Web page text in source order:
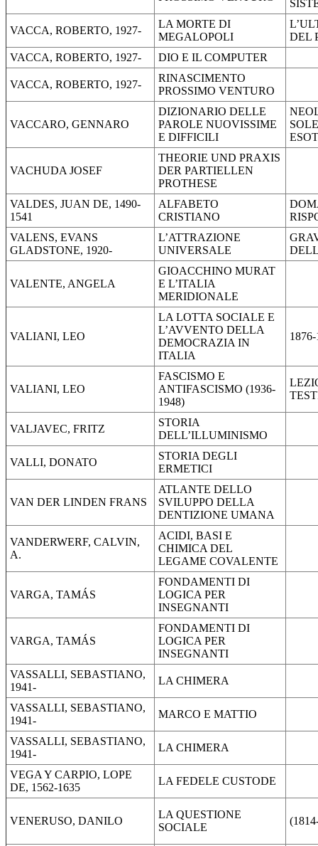
VACCA, ROBERTO, 1927-
LA MORTE DI
MEGALOPOLI
DEL
VACCA, ROBERTO, 1927-
DIO E IL COMPUTER
VACCA, ROBERTO, 1927-
RINASCIMENTO
PROSSIMO VENTURO
VACCARO, GENNARO
DIZIONARIO DELLE
PAROLE NUOVISSIME
E DIFFICILI
VACHUDA JOSEF
THEORIE UND PRAXIS
DER PARTIELLEN
PROTHESE
VALDES, JUAN DE, 1490-
1541
ALFABETO
CRISTIANO
VALENS, EVANS
GLADSTONE, 1920-
L’ATTRAZIONE
UNIVERSALE
VALENTE, ANGELA
GIOACCHINO MURAT
E L’ITALIA
MERIDIONALE
VALIANI, LEO
LA LOTTA SOCIALE E
L’AVVENTO DELLA
DEMOCRAZIA IN
ITALIA
VALIANI, LEO
FASCISMO E
ANTIFASCISMO (1936-
1948)
VALJAVEC, FRITZ
STORIA
DELL’ILLUMINISMO
VALLI, DONATO
STORIA DEGLI
ERMETICI
VAN DER LINDEN FRANS
ATLANTE DELLO
SVILUPPO DELLA
DENTIZIONE UMANA
VANDERWERF, CALVIN,
A.
ACIDI, BASI E
CHIMICA DEL
LEGAME COVALENTE
VARGA, TAMÁS
FONDAMENTI DI
LOGICA PER
INSEGNANTI
VARGA, TAMÁS
FONDAMENTI DI
LOGICA PER
INSEGNANTI
VASSALLI, SEBASTIANO,
1941-
LA CHIMERA
VASSALLI, SEBASTIANO,
1941-
MARCO E MATTIO
VASSALLI, SEBASTIANO,
1941-
LA CHIMERA
VEGA Y CARPIO, LOPE
DE, 1562-1635
LA FEDELE CUSTODE
VENERUSO, DANILO
LA QUESTIONE
SOCIALE